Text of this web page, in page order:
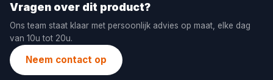
Vragen over dit product?
Ons team staat klaar met persoonlijk advies op maat, elke dag
van 10u tot 20u.
Neem contact op